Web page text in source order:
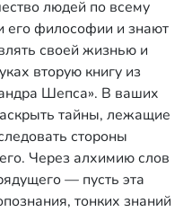
людей по всему
его философии и знают
своей жизнью и
вторую книгу из
Шепса». В ваших
тайны, лежащие
стороны
Через алхимию слов
— пусть эта
тонких знаний